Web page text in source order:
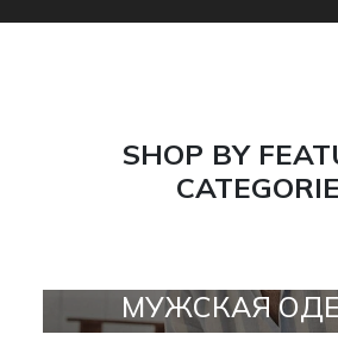
SHOP BY
МУЖСКАЯ